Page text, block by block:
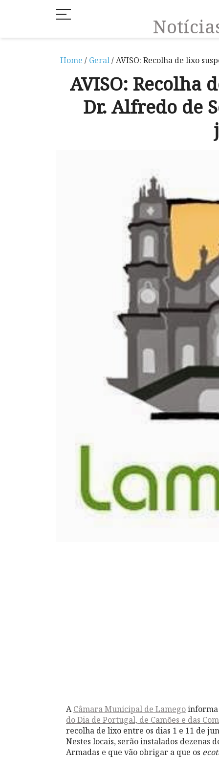
Home / Geral/ AVISO: Recolha de lixo
AVISO: Recolha
Dr. Alfredo de
ACâmara Municipal de Lamegoinforma
do Dia de Portugal, de Camões e das
recolha de lixo entre os dias 1 e 11 de
Nestes locais, serão instalados dezenas
Armadas e que vão obrigar a que os